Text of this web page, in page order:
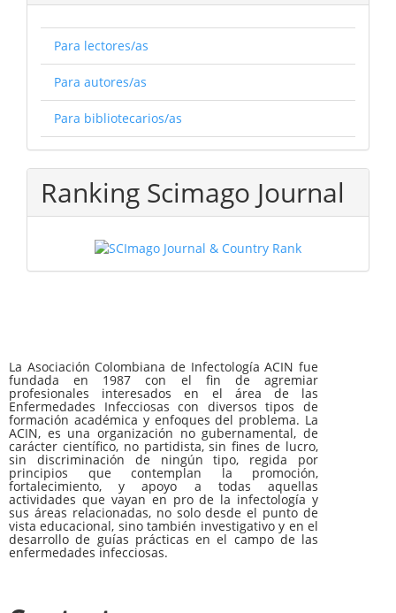
Para lectores/as
Para autores/as
Para bibliotecarios/as
Ranking Scimago Journal
La Asociación Colombiana de Infectología ACIN fue
fundada en 1987 con el fin de agremiar
profesionales interesados en el área de las
Enfermedades Infecciosas con diversos tipos de
formación académica y enfoques del problema. La
ACIN, es una organización no gubernamental, de
carácter científico, no partidista, sin fines de lucro,
sin discriminación de ningún tipo, regida por
principios que contemplan la promoción,
fortalecimiento, y apoyo a todas aquellas
actividades que vayan en pro de la infectología y
sus áreas relacionadas, no solo desde el punto de
vista educacional, sino también investigativo y en el
desarrollo de guías prácticas en el campo de las
enfermedades infecciosas.